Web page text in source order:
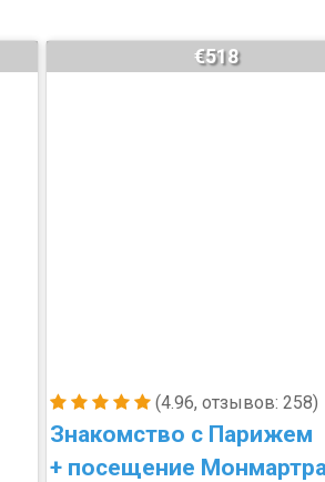
(4.96, отзывов: 258)
Знакомство с Парижем
+ посещение
€518